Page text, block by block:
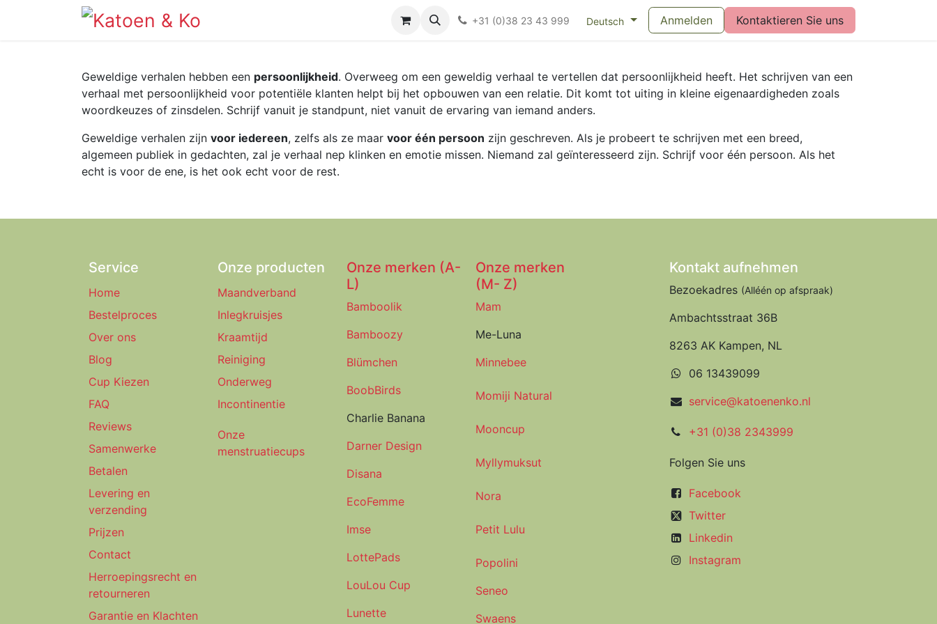
Kieswijzer nacht- en kraamverband Kieswijzer maandverband Vragen over menstruatiecups
+31 (0)38 23 43 999 Deutsch Anmelden Kontaktieren Sie uns
Geweldige verhalen hebben een persoonlijkheid. Overweeg om een geweldig verhaal te vertellen dat persoonlijkheid heeft. Het schrijven van een
verhaal met persoonlijkheid voor potentiële klanten helpt bij het opbouwen van een relatie. Dit komt tot uiting in kleine eigenaardigheden zoals
woordkeuzes of zinsdelen. Schrijf vanuit je standpunt, niet vanuit de ervaring van iemand anders.
Geweldige verhalen zijn voor iedereen, zelfs als ze maar voor één persoon zijn geschreven. Als je probeert te schrijven met een breed,
algemeen publiek in gedachten, zal je verhaal nep klinken en emotie missen. Niemand zal geïnteresseerd zijn. Schrijf voor één persoon. Als het
echt is voor de ene, is het ook echt voor de rest.
Service
Home
Bestelproces
Over ons
Blog
Cup Kiezen
FAQ
Reviews
Samenwerke
Betalen
Levering en
verzending
Prijzen
Contact
Herroepingsrecht en
retourneren
Garantie en Klachten
Onze merken (A-
L)
Bamboolik
Bamboozy
Blümchen
BoobBirds
Charlie Banana
Darner Design
Disana
EcoFemme
Imse
LottePads
LouLou Cup
Lunette
Onze merken
(M- Z)
Mam
Me-Luna
Minnebee
Momiji Natural
Mooncup
Myllymuksut
Nora
Petit Lulu
Popolini
Seneo
Swaens
Onze producten
Maandverband
Inlegkruisjes
Kraamtijd
Reiniging
Onderweg
Incontinentie
Onze
menstruatiecups
Kontakt aufnehmen
Bezoekadres (Alléén op afspraak)
Ambachtsstraat 36B
8263 AK Kampen, NL
06 13439099
service@katoenenko.nl
+31 (0)38 2343999
Folgen Sie uns
Facebook
Twitter
Linkedin
Instagram